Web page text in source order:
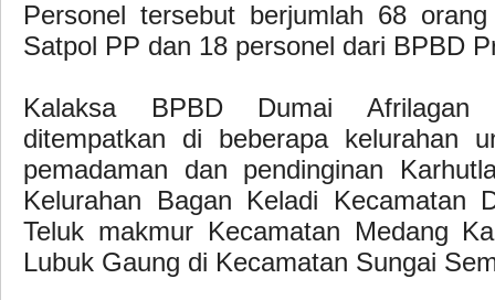
Personel tersebut berjumlah 68
Satpol PP dan 18 personel dari BPBD
Kalaksa BPBD Dumai Afrilagan
ditempatkan di beberapa kelurahan
pemadaman dan pendinginan
Kelurahan Bagan Keladi Kecamatan
Teluk makmur Kecamatan Medang
Lubuk Gaung di Kecamatan Sungai